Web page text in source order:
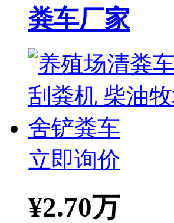
粪车厂家
立即询价
¥2.70万